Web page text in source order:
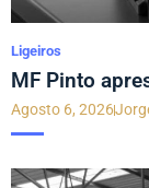
Ligeiros
MF Pinto
Agosto 6, 2026